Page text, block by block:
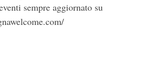
sempre aggiornato su